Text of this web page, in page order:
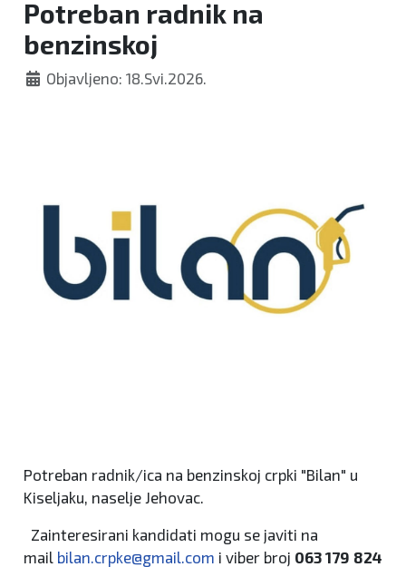
Potreban radnik na
benzinskoj
Objavljeno: 18.Svi.2026.
Potreban radnik/ica na benzinskoj crpki "Bilan" u
Kiseljaku, naselje Jehovac.
Zainteresirani kandidati mogu se javiti na
mail bilan.crpke@gmail.com i viber broj 063 179 824